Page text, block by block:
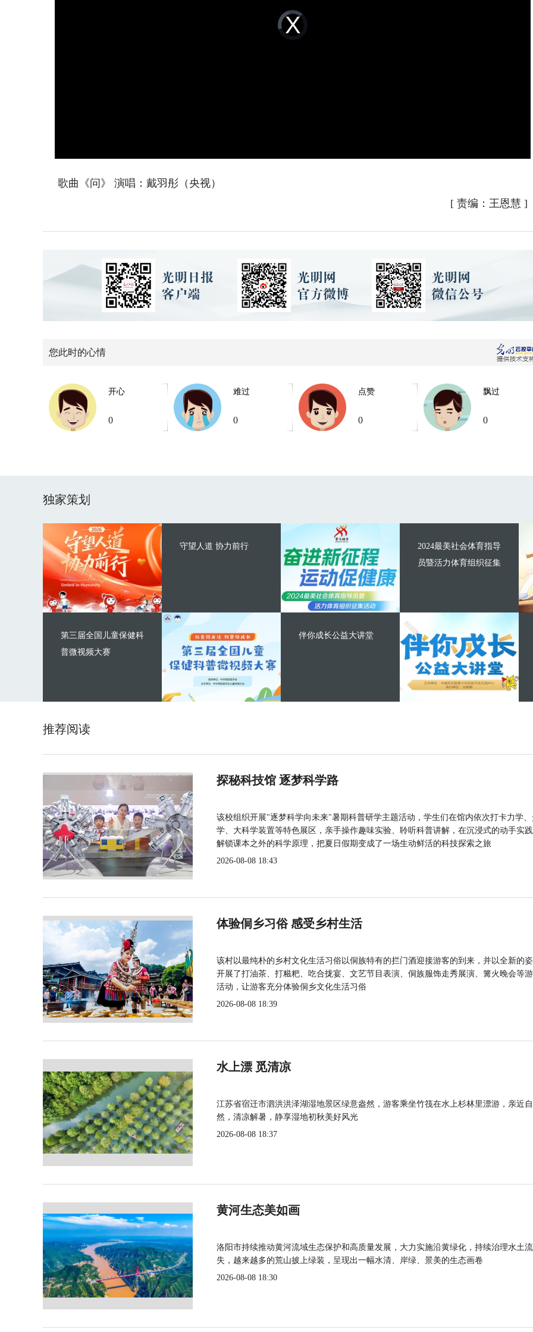
Video
Player
is
loading.
歌曲《问》 演唱：戴羽彤（央视）
[ 责编：王恩慧 ]
您此时的心情
开心
0
难过
0
点赞
0
飘过
0
独家策划
守望人道 协力前行
第三届全国儿童保健科
普微视频大赛
2024最美社会体育指导
员暨活力体育组织征集
伴你成长公益大讲堂
推荐阅读
探秘科技馆 逐梦科学路
该校组织开展"逐梦科学向未来"暑期科普研学主题活动，学生们在馆内依次打卡力学
学、大科学装置等特色展区，亲手操作趣味实验、聆听科普讲解，在沉浸式的动手实
解锁课本之外的科学原理，把夏日假期变成了一场生动鲜活的科技探索之旅
2026-08-08 18:43
体验侗乡习俗 感受乡村生活
该村以最纯朴的乡村文化生活习俗以侗族特有的拦门酒迎接游客的到来，并以全新的
开展了打油茶、打糍粑、吃合拢宴、文艺节目表演、侗族服饰走秀展演、篝火晚会等
活动，让游客充分体验侗乡文化生活习俗
2026-08-08 18:39
水上漂 觅清凉
江苏省宿迁市泗洪洪泽湖湿地景区绿意盎然，游客乘坐竹筏在水上杉林里漂游，亲近自
然，清凉解暑，静享湿地初秋美好风光
2026-08-08 18:37
黄河生态美如画
洛阳市持续推动黄河流域生态保护和高质量发展，大力实施沿黄绿化，持续治理水土流
失，越来越多的荒山披上绿装，呈现出一幅水清、岸绿、景美的生态画卷
2026-08-08 18:30